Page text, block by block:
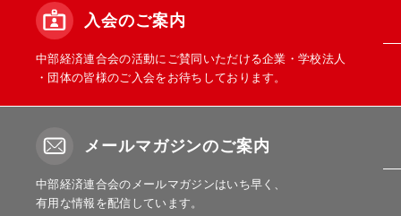
入会のご案内
中部経済連合会の活動にご賛同いただける企業・学校法人
・団体の皆様のご入会をお待ちしております。
メールマガジンのご案内
中部経済連合会のメールマガジンはいち早く、
有用な情報を配信しています。